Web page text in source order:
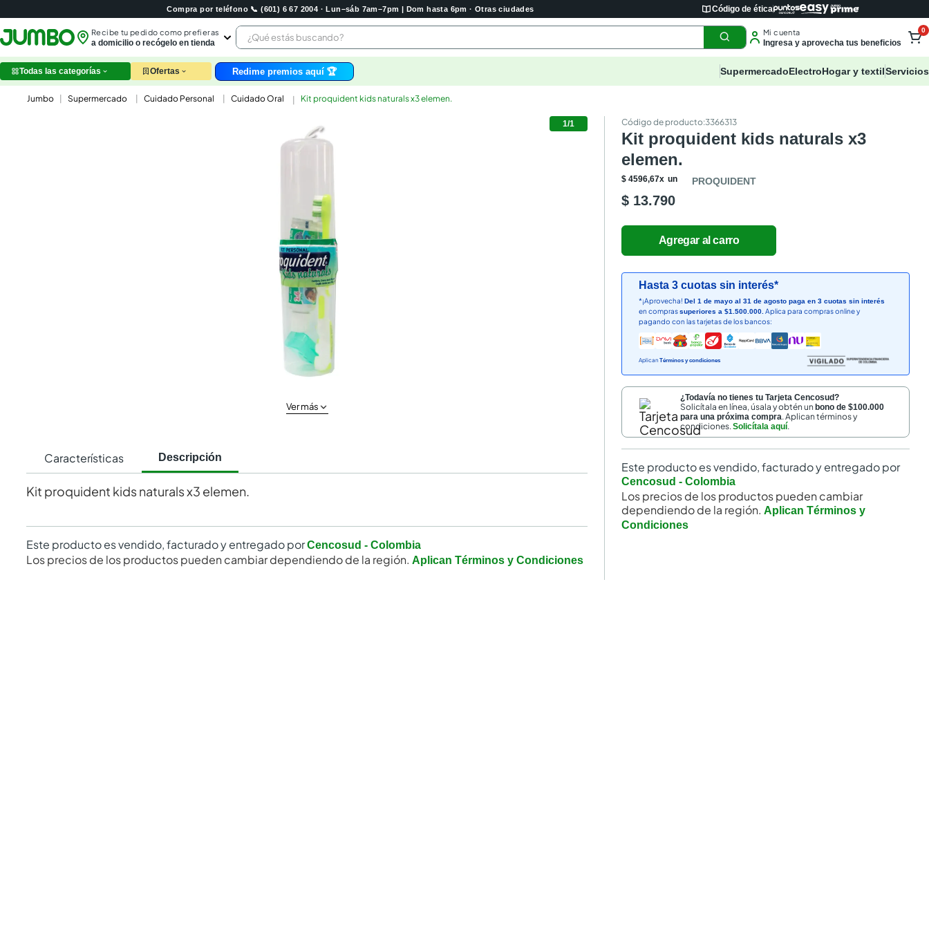
Compra por teléfono 📞 (601) 6 67 2004 · Lun–sáb 7am–7pm | Dom hasta 6pm · Otras ciudades Código de ética
Recibe tu pedido como prefieras
a domicilio o recógelo en tienda
¿Qué estás buscando?
leche
huevos
papel higienico
carne
Mi cuenta
Ingresa y aprovecha tus beneficios
0
Todas las categorías Ofertas Redime premios aquí 🏆 SupermercadoElectroHogar y textilServicios
Supermercado Cuidado Personal Cuidado Oral Kit proquident kids naturals x3 elemen.
1/1
Ver más
Características Descripción
Kit proquident kids naturals x3 elemen.
Este producto es vendido, facturado y entregado porCencosud - Colombia
Los precios de los productos pueden cambiar dependiendo de la región. Aplican Términos y Condiciones
:3366313
Kit proquident kids naturals x3
elemen.
$ 4596,67x un PROQUIDENT
$ 13.790
Hasta 3 cuotas sin interés*
*¡Aprovecha!Del 1 de mayo al 31 de agosto paga en 3 cuotas sin interés
en comprassuperiores a $1.500.000. Aplica para compras online y
pagando con las tarjetas de los bancos:
Aplican Términos y condiciones
¿Todavía no tienes tu Tarjeta Cencosud?
Solicítala en línea, úsala y obtén unbono de $100.000
para una próxima compra. Aplican términos y
condiciones.Solicítala aquí.
Este producto es vendido, facturado y entregado por
Cencosud - Colombia
Los precios de los productos pueden cambiar
dependiendo de la región. Aplican Términos y
Condiciones